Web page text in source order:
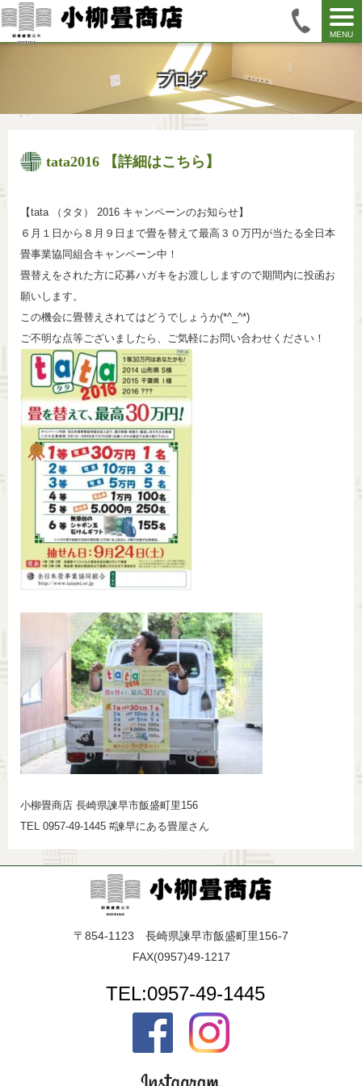
MENU
ブログ
tata2016 【詳細はこちら】
【tata （タタ） 2016 キャンペーンのお知らせ】
６月１日から８月９日まで畳を替えて最高３０万円が当たる全日本
畳事業協同組合キャンペーン中！
畳替えをされた方に応募ハガキをお渡ししますので期間内に投函お
願いします。
この機会に畳替えされてはどうでしょうか(*^_^*)
ご不明な点等ございましたら、ご気軽にお問い合わせください！
小柳畳商店 長崎県諫早市飯盛町里156
TEL 0957-49-1445 #諫早にある畳屋さん
〒854-1123 長崎県諫早市飯盛町里156-7
FAX(0957)49-1217
TEL:0957-49-1445